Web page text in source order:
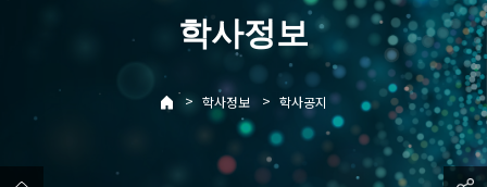
학사정보
> 학사정보 > 학사공지